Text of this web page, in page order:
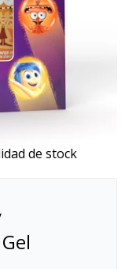
de stock